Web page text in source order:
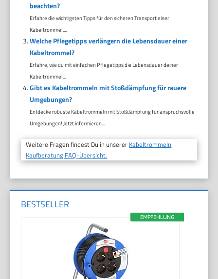
beachten?
Erfahre die wichtigsten Tipps für den sicheren Transport einer
Kabeltrommel....
Welche Pflegetipps verlängern die Lebensdauer einer
Kabeltrommel?
Erfahre, wie du mit einfachen Pflegetipps die Lebensdauer deiner
Kabeltrommel...
Gibt es Kabeltrommeln mit Stoßdämpfung für rauere
Umgebungen?
Entdecke robuste Kabeltrommeln mit Stoßdämpfung für anspruchsvolle
Umgebungen! Jetzt informieren...
Weitere Fragen findest Du in unserer Kabeltrommeln
Kaufberatung FAQ-Übersicht.
BESTSELLER
EMPFEHLUNG